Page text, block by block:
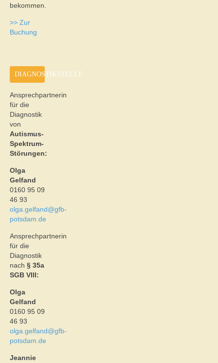
bekommen.
>> Zur
Buchung
DIAGNOSTIKSTELLE
Ansprechpartnerin
für die
Diagnostik
von
Autismus-
Spektrum-
Störungen:
Olga
Gelfand
0160 95 09
46 93
olga.gelfand@gfb-
potsdam.de
Ansprechpartnerin
für die
Diagnostik
nach § 35a
SGB VIII:
Olga
Gelfand
0160 95 09
46 93
olga.gelfand@gfb-
potsdam.de
Jeannie